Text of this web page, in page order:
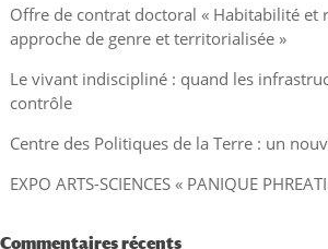
Offre de contrat doctoral « Habitabilité et
approche de genre et territorialisée »
Le vivant indiscipliné : quand les
contrôle
Centre des Politiques de la Terre : un
EXPO ARTS-SCIENCES « PANIQUE
Commentaires récents